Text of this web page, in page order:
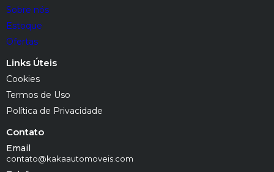
Sobre nós
Estoque
Ofertas
Links Úteis
Cookies
Termos de Uso
Política de Privacidade
Contato
Email
contato@kakaautomoveis.com